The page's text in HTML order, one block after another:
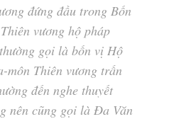
đứng đầu trong Bốn
Thiên vươnghộ pháp
gọi là bốn vị Hộ
môn Thiên vương trấn
đến nghe thuyết
nên cũng gọi là Đa Văn